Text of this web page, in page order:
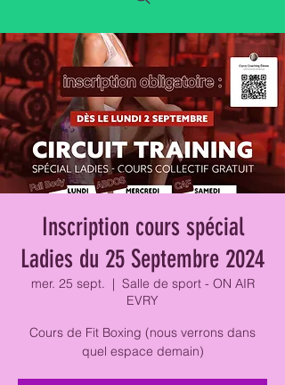
Inscription cours spécial
Ladies du 25 Septembre 2024
mer. 25 sept.
  |
Salle de sport - ON AIR
EVRY
Cours de Fit Boxing (nous verrons dans
quel espace demain)